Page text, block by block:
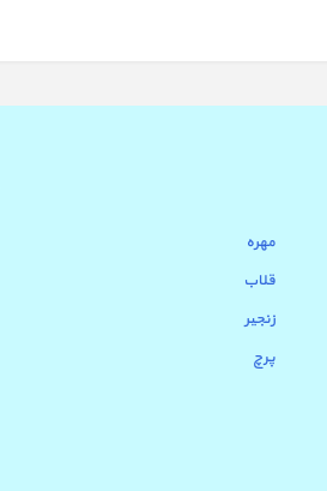
مهره
قلاب
زنجیر
پرچ